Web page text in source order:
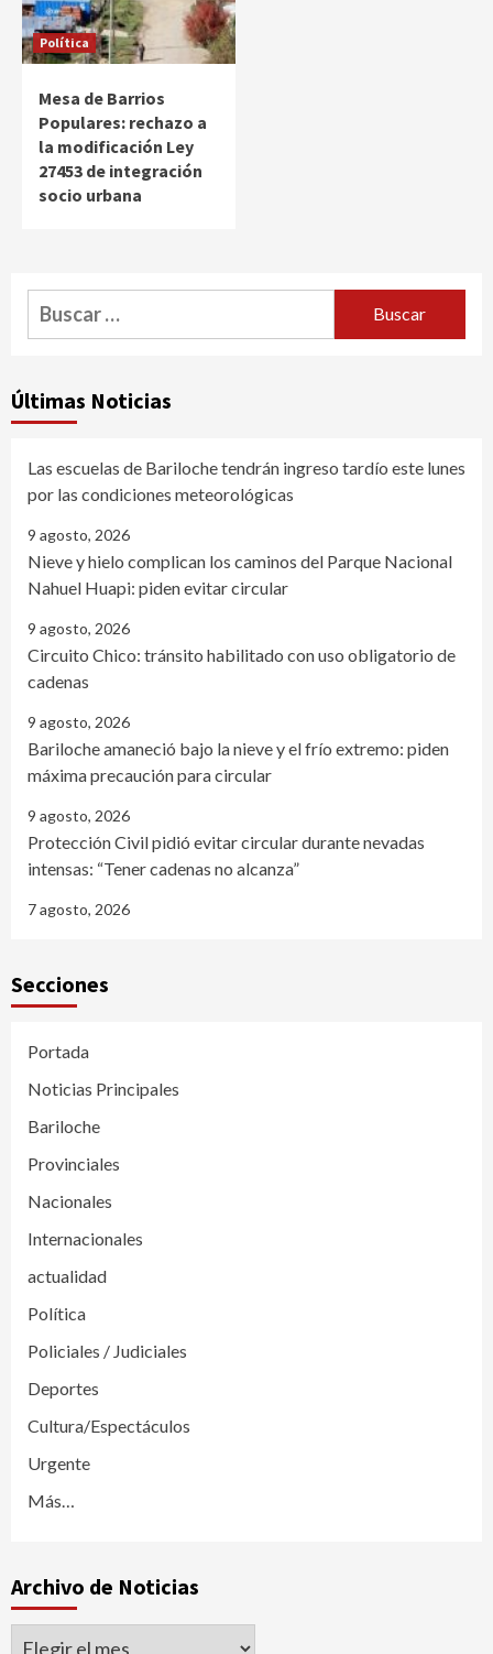
Política
Mesa de Barrios
Populares: rechazo a
la modificación Ley
27453 de integración
socio urbana
Buscar:
Últimas Noticias
Las escuelas de Bariloche tendrán ingreso tardío este lunes
por las condiciones meteorológicas
9 agosto, 2026
Nieve y hielo complican los caminos del Parque Nacional
Nahuel Huapi: piden evitar circular
9 agosto, 2026
Circuito Chico: tránsito habilitado con uso obligatorio de
cadenas
9 agosto, 2026
Bariloche amaneció bajo la nieve y el frío extremo: piden
máxima precaución para circular
9 agosto, 2026
Protección Civil pidió evitar circular durante nevadas
intensas: “Tener cadenas no alcanza”
7 agosto, 2026
Secciones
Portada
Noticias Principales
Bariloche
Provinciales
Nacionales
Internacionales
actualidad
Política
Policiales / Judiciales
Deportes
Cultura/Espectáculos
Urgente
Más…
Archivo de Noticias
Archivo